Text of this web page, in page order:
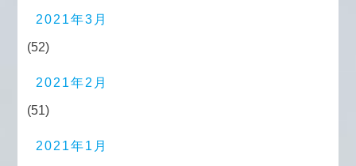
2021年3月
(52)
2021年2月
(51)
2021年1月